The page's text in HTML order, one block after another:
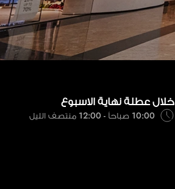
خلال عطلة نهاية الاسبوع
10:00 صباحاً - 12:00 منتصف الليل